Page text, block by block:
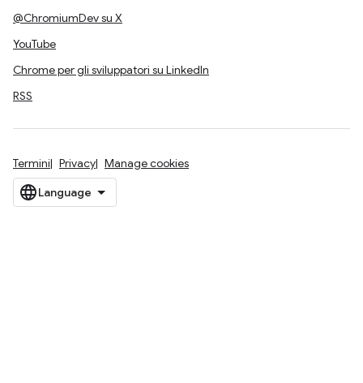
@ChromiumDev su X
YouTube
Chrome per gli sviluppatori su LinkedIn
RSS
Termini Privacy Manage cookies